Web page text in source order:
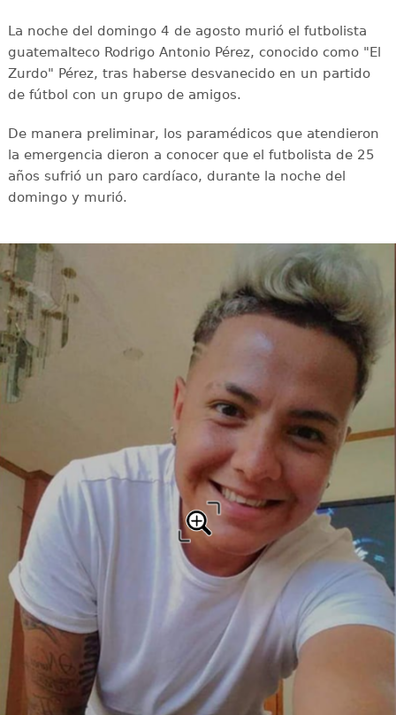
La noche del domingo 4 de agosto murió el futbolista
guatemalteco Rodrigo Antonio Pérez, conocido como "El
Zurdo" Pérez, tras haberse desvanecido en un partido
de fútbol con un grupo de amigos.
De manera preliminar, los paramédicos que atendieron
la emergencia dieron a conocer que el futbolista de 25
años sufrió un paro cardíaco, durante la noche del
domingo y murió.